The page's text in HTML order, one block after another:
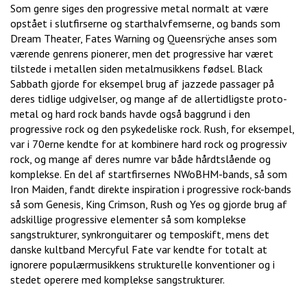
Som genre siges den progressive metal normalt at være
opstået i slutfirserne og starthalvfemserne, og bands som
Dream Theater, Fates Warning og Queensrÿche anses som
værende genrens pionerer, men det progressive har været
tilstede i metallen siden metalmusikkens fødsel. Black
Sabbath gjorde for eksempel brug af jazzede passager på
deres tidlige udgivelser, og mange af de allertidligste proto-
metal og hard rock bands havde også baggrund i den
progressive rock og den psykedeliske rock. Rush, for eksempel,
var i 70erne kendte for at kombinere hard rock og progressiv
rock, og mange af deres numre var både hårdtslående og
komplekse. En del af startfirsernes NWoBHM-bands, så som
Iron Maiden, fandt direkte inspiration i progressive rock-bands
så som Genesis, King Crimson, Rush og Yes og gjorde brug af
adskillige progressive elementer så som komplekse
sangstrukturer, synkronguitarer og temposkift, mens det
danske kultband Mercyful Fate var kendte for totalt at
ignorere populærmusikkens strukturelle konventioner og i
stedet operere med komplekse sangstrukturer.